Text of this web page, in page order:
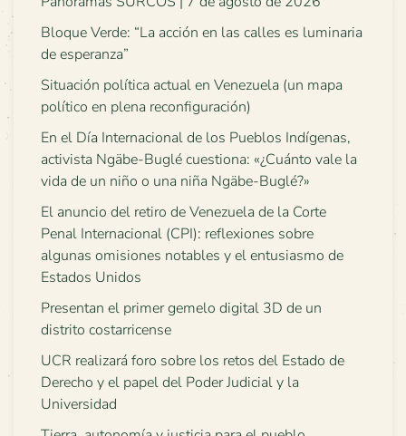
Bloque Verde: “La acción en las calles es luminaria
de esperanza”
Situación política actual en Venezuela (un mapa
político en plena reconfiguración)
En el Día Internacional de los Pueblos Indígenas,
activista Ngäbe-Buglé cuestiona: «¿Cuánto vale la
vida de un niño o una niña Ngäbe-Buglé?»
El anuncio del retiro de Venezuela de la Corte
Penal Internacional (CPI): reflexiones sobre
algunas omisiones notables y el entusiasmo de
Estados Unidos
Presentan el primer gemelo digital 3D de un
distrito costarricense
UCR realizará foro sobre los retos del Estado de
Derecho y el papel del Poder Judicial y la
Universidad